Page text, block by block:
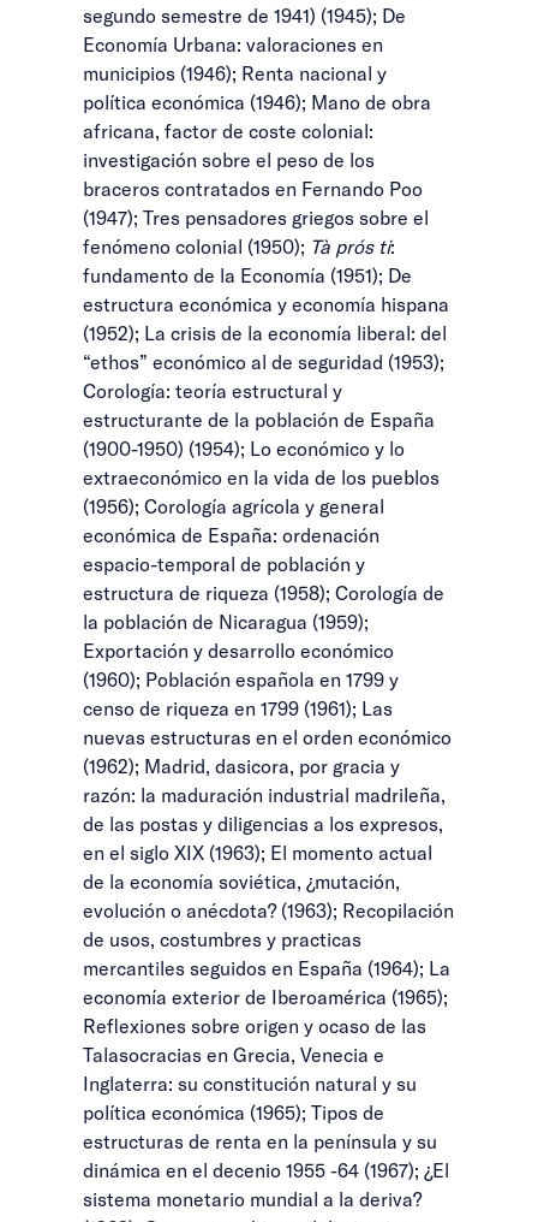
segundo semestre de 1941) (1945); De
Economía Urbana: valoraciones en
municipios (1946); Renta nacional y
política económica (1946); Mano de obra
africana, factor de coste colonial:
investigación sobre el peso de los
braceros contratados en Fernando Poo
(1947); Tres pensadores griegos sobre el
fenómeno colonial (1950); Tà prós ti:
fundamento de la Economía (1951); De
estructura económica y economía hispana
(1952); La crisis de la economía liberal: del
“ethos” económico al de seguridad (1953);
Corología: teoría estructural y
estructurante de la población de España
(1900-1950) (1954); Lo económico y lo
extraeconómico en la vida de los pueblos
(1956); Corología agrícola y general
económica de España: ordenación
espacio-temporal de población y
estructura de riqueza (1958); Corología de
la población de Nicaragua (1959);
Exportación y desarrollo económico
(1960); Población española en 1799 y
censo de riqueza en 1799 (1961); Las
nuevas estructuras en el orden económico
(1962); Madrid, dasicora, por gracia y
razón: la maduración industrial madrileña,
de las postas y diligencias a los expresos,
en el siglo XIX (1963); El momento actual
de la economía soviética, ¿mutación,
evolución o anécdota? (1963); Recopilación
de usos, costumbres y practicas
mercantiles seguidos en España (1964); La
economía exterior de Iberoamérica (1965);
Reflexiones sobre origen y ocaso de las
Talasocracias en Grecia, Venecia e
Inglaterra: su constitución natural y su
política económica (1965); Tipos de
estructuras de renta en la península y su
dinámica en el decenio 1955 -64 (1967); ¿El
sistema monetario mundial a la deriva?